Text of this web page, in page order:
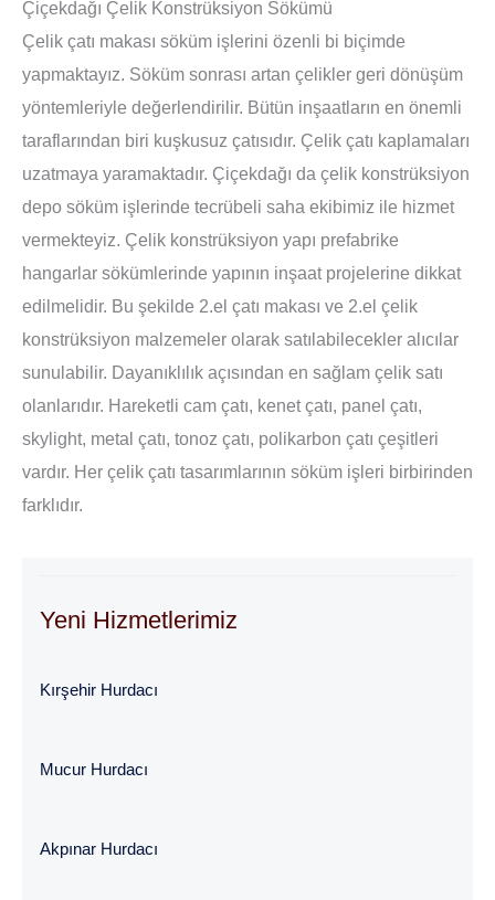
Çiçekdağı Çelik Konstrüksiyon Sökümü
Çelik çatı makası söküm işlerini özenli bi biçimde
yapmaktayız. Söküm sonrası artan çelikler geri dönüşüm
yöntemleriyle değerlendirilir. Bütün inşaatların en önemli
taraflarından biri kuşkusuz çatısıdır. Çelik çatı kaplamaları
uzatmaya yaramaktadır. Çiçekdağı da çelik konstrüksiyon
depo söküm işlerinde tecrübeli saha ekibimiz ile hizmet
vermekteyiz. Çelik konstrüksiyon yapı prefabrike
hangarlar sökümlerinde yapının inşaat projelerine dikkat
edilmelidir. Bu şekilde 2.el çatı makası ve 2.el çelik
konstrüksiyon malzemeler olarak satılabilecekler alıcılar
sunulabilir. Dayanıklılık açısından en sağlam çelik satı
olanlarıdır. Hareketli cam çatı, kenet çatı, panel çatı,
skylight, metal çatı, tonoz çatı, polikarbon çatı çeşitleri
vardır. Her çelik çatı tasarımlarının söküm işleri birbirinden
farklıdır.
Yeni Hizmetlerimiz
Kırşehir Hurdacı
Mucur Hurdacı
Akpınar Hurdacı